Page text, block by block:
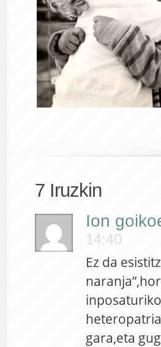
7 Iruzkin
Ion
14:40
Ez da
gara,eta